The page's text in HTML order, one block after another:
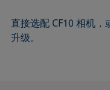
直接选配 CF10 相机
升级。